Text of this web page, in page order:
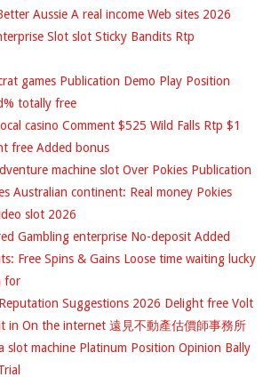
Aussie A real income Web sites 2026
Slot slot Sticky Bandits Rtp
games Publication Demo Play Position
totally free
casino Comment $525 Wild Falls Rtp $1
free Added bonus
machine slot Over Pokies Publication
Australian continent: Real money Pokies
slot 2026
Gambling enterprise No-deposit Added
Free Spins & Gains Loose time waiting lucky
for
Suggestions 2026 Delight free Volt
in On the internet 遠見不動產估價師事務所
slot machine Platinum Position Opinion Bally